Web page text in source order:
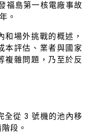
福島第一核電廠事故
。
和場外挑戰的概述，
本評估、業者與國家
複雜問題，乃至於反
全從 3 號機的池內移
段。